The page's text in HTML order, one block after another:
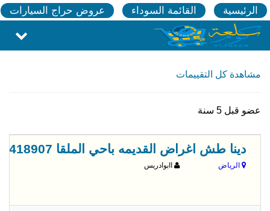
الرئيسية القائمة السوداء عروض حراج السيارات
مشاهدة كل التقييمات
عضو قبل 5 سنة
دينا طش اغراض القديمه باحي الملقا 0556418907
الرياض اابوادريس